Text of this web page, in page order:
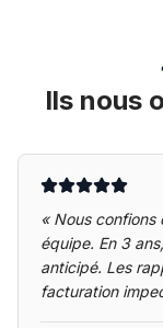
Ils nous
« Nous confions
équipe. En 3
anticipé. Les
facturation